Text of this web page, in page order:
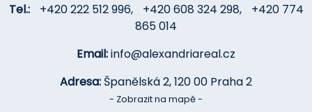
Tel.: +420 222 512 996, +420 608 324 298,
+420 774
865 014
Email:info@alexandriareal.cz
Adresa: Španělská 2, 120 00 Praha 2
- Zobrazit na mapě -